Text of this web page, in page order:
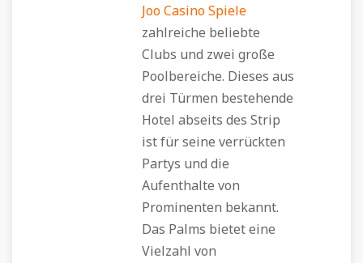
Joo Casino Spiele
zahlreiche beliebte
Clubs und zwei große
Poolbereiche. Dieses aus
drei Türmen bestehende
Hotel abseits des Strip
ist für seine verrückten
Partys und die
Aufenthalte von
Prominenten bekannt.
Das Palms bietet eine
Vielzahl von